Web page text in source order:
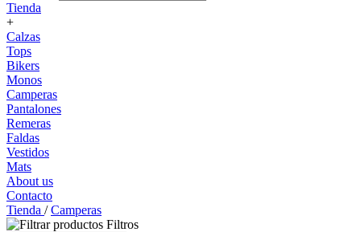
Tienda
+
Calzas
Tops
Bikers
Monos
Camperas
Pantalones
Remeras
Faldas
Vestidos
Mats
About us
Contacto
Tienda / Camperas
Filtros